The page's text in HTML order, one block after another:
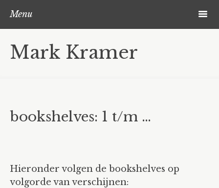
Mark Kramer
Menu m
2018 – 2008
Multiples – Orde & Chaos
bookshelves
bookshelves: 1 t/m …
Hieronder volgen de bookshelves op
volgorde van verschijnen: